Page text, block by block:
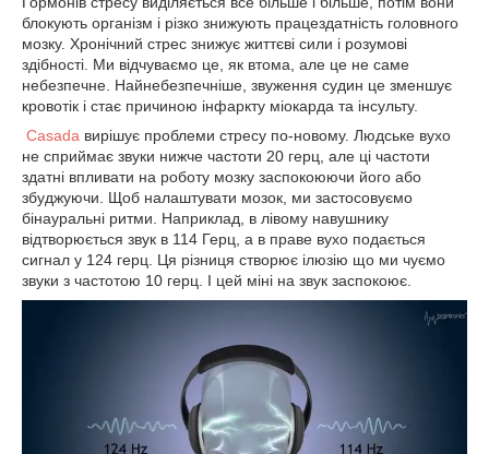
блокують організм і різко знижують працездатність головного
мозку. Хронічний стрес знижує життєві сили і розумові
здібності. Ми відчуваємо це, як втома, але це не саме
небезпечне. Найнебезпечніше, звуження судин це зменшує
кровотік і стає причиною інфаркту міокарда та інсульту.
Casada вирішує проблеми стресу по-новому. Людське вухо
не сприймає звуки нижче частоти 20 герц, але ці частоти
здатні впливати на роботу мозку заспокоюючи його або
збуджуючи. Щоб налаштувати мозок, ми застосовуємо
бінауральні ритми. Наприклад, в лівому навушнику
відтворюється звук в 114 Герц, а в праве вухо подається
сигнал у 124 герц. Ця різниця створює ілюзію що ми чуємо
звуки з частотою 10 герц. І цей міні на звук заспокоює.